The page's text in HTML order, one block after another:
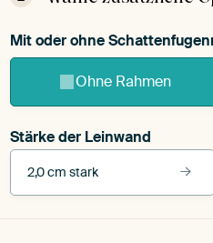
Mit oder ohne
Ohne Rahmen
Stärke der Leinwand
2,0 cm stark